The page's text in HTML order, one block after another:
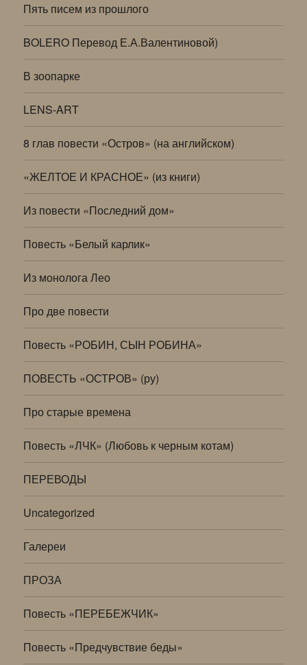
Пять писем из прошлого
BOLERO Перевод Е.А.Валентиновой)
В зоопарке
LENS-ART
8 глав повести «Остров» (на английском)
«ЖЕЛТОЕ И КРАСНОЕ» (из книги)
Из повести «Последний дом»
Повесть «Белый карлик»
Из монолога Лео
Про две повести
Повесть «РОБИН, СЫН РОБИНА»
ПОВЕСТЬ «ОСТРОВ» (ру)
Про старые времена
Повесть «ЛЧК» (Любовь к черным котам)
ПЕРЕВОДЫ
Uncategorized
Галереи
ПРОЗА
Повесть «ПЕРЕБЕЖЧИК»
Повесть «Предчувствие беды»